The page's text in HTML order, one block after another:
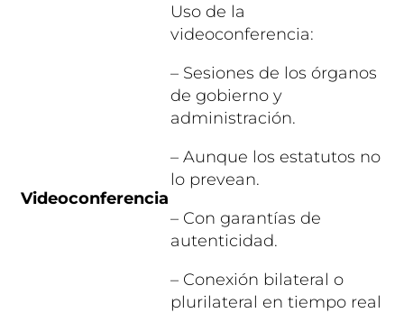
Videoconferencia
Uso de la
videoconferencia:
– Sesiones de los órganos
de gobierno y
administración.
– Aunque los estatutos no
lo prevean.
– Con garantías de
autenticidad.
– Conexión bilateral o
plurilateral en tiempo real